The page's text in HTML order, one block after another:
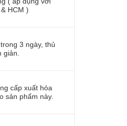
HCM )
3 ngày, thủ
giản.
cấp xuất hóa
sản phẩm này.